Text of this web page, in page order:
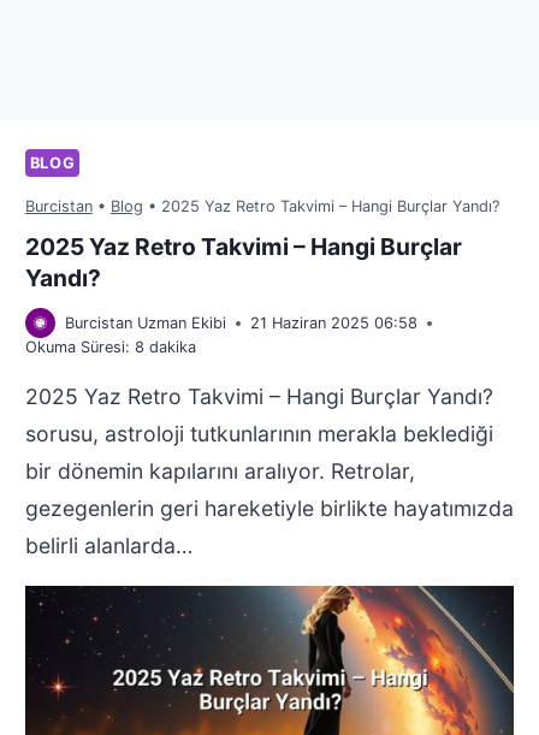
BLOG
Burcistan• Blog • 2025 Yaz Retro Takvimi – Hangi Burçlar Yandı?
2025 Yaz Retro Takvimi – Hangi Burçlar
Yandı?
Burcistan Uzman Ekibi
21 Haziran 2025 06:58
Okuma Süresi: 8 dakika
2025 Yaz Retro Takvimi – Hangi Burçlar Yandı?
sorusu, astroloji tutkunlarının merakla beklediği
bir dönemin kapılarını aralıyor. Retrolar,
gezegenlerin geri hareketiyle birlikte hayatımızda
belirli alanlarda…